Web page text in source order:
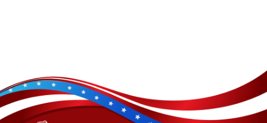
á
p
a